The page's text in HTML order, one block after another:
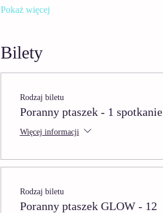
Pokaż więcej
Bilety
Rodzaj biletu
Poranny ptaszek - 1 spotkanie
Więcej informacji
Rodzaj biletu
Poranny ptaszek GLOW - 12